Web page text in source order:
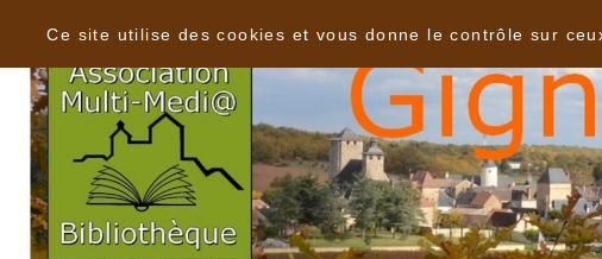
Ce site utilise des cookies et vous donne le contrôle sur